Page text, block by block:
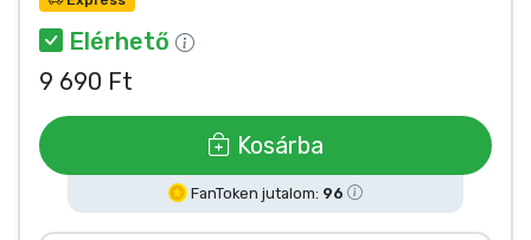
Elérhető
9 690 Ft
Kosárba
FanToken jutalom: 96
Zenés cuccok
Terméktípusok
Márkák